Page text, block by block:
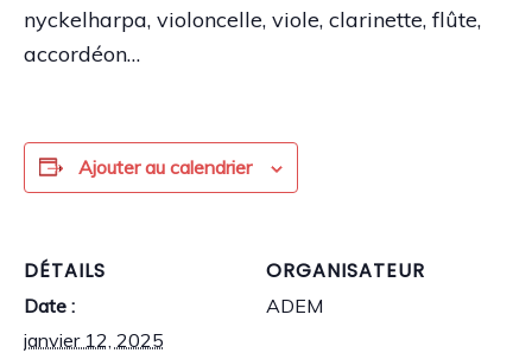
nyckelharpa, violoncelle, viole, clarinette, flûte,
accordéon…
Ajouter au calendrier
DÉTAILS
Date :
janvier 12, 2025
ORGANISATEUR
ADEM